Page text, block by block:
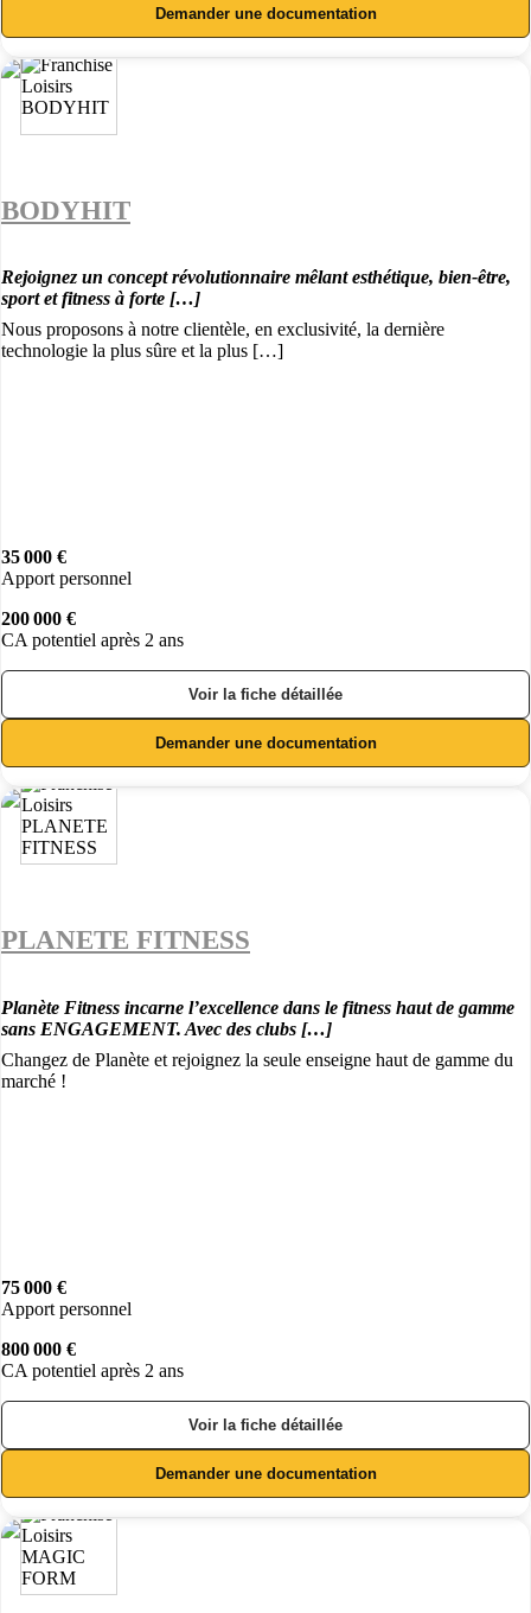
Demander une documentation
BODYHIT
Rejoignez un concept révolutionnaire mêlant esthétique, bien-être,
sport et fitness à forte […]
Nous proposons à notre clientèle, en exclusivité, la dernière
technologie la plus sûre et la plus […]
35 000 €
Apport personnel
200 000 €
CA potentiel après 2 ans
Voir la fiche détaillée
Demander une documentation
PLANETE FITNESS
Planète Fitness incarne l’excellence dans le fitness haut de gamme
sans ENGAGEMENT. Avec des clubs […]
Changez de Planète et rejoignez la seule enseigne haut de gamme du
marché !
75 000 €
Apport personnel
800 000 €
CA potentiel après 2 ans
Voir la fiche détaillée
Demander une documentation